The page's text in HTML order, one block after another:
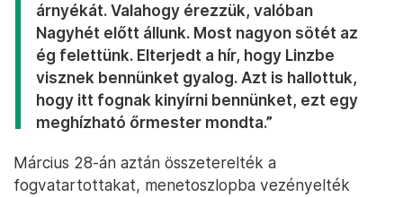
árnyékát. Valahogy érezzük, valóban
Nagyhét előtt állunk. Most nagyon sötét az
ég felettünk. Elterjedt a hír, hogy Linzbe
visznek bennünket gyalog. Azt is hallottuk,
hogy itt fognak kinyírni bennünket, ezt egy
meghízható őrmester mondta.”
Március 28-án aztán összeterelték a
fogvatartottakat, menetoszlopba vezényelték